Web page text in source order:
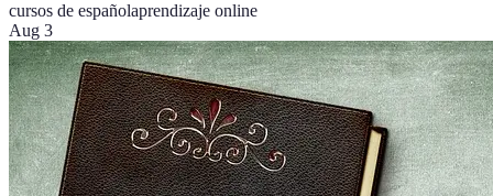
cursos de españolaprendizaje online
Aug 3